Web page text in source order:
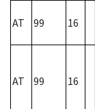
AT 99 16
AT 99 16